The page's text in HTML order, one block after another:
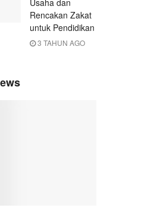
Usaha dan
Rencakan Zakat
untuk Pendidikan
3 TAHUN AGO